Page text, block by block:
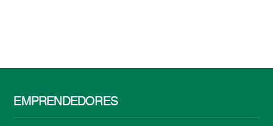
EMPRENDEDORES